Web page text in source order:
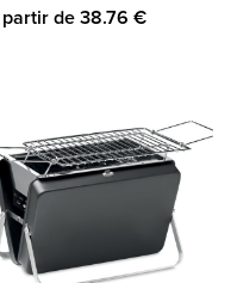
partir de 38.76 €